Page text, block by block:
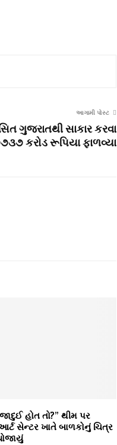
આગામી પોસ્ટ
ગુજરાતથી સાકાર કરવા
કરોડ રૂપિયા ફાળવ્યા
હોત તો?” થીમ પર
સેન્ટર ખાતે બાળકોનું ચિત્ર